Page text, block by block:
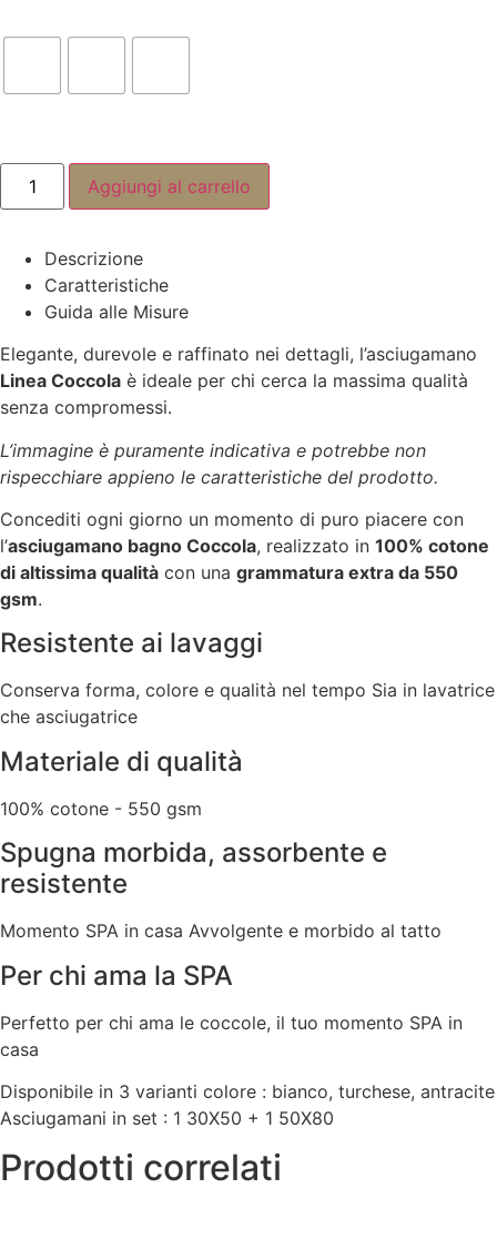
Asciugamano
Bagno
-
pezzi
quantità
Aggiungi al carrello
Descrizione
Caratteristiche
Guida alle Misure
Elegante, durevole e raffinato nei dettagli, l’asciugamano
Linea Coccola è ideale per chi cerca la massima qualità
senza compromessi.
L’immagine è puramente indicativa e potrebbe non
rispecchiare appieno le caratteristiche del prodotto.
Concediti ogni giorno un momento di puro piacere con
l’asciugamano bagno Coccola, realizzato in 100% cotone
di altissima qualità con una grammatura extra da 550
gsm.
Resistente ai lavaggi
Conserva forma, colore e qualità nel tempo Sia in lavatrice
che asciugatrice
Materiale di qualità
100% cotone - 550 gsm
Spugna morbida, assorbente e
resistente
Momento SPA in casa Avvolgente e morbido al tatto
Per chi ama la SPA
Perfetto per chi ama le coccole, il tuo momento SPA in
casa
Disponibile in 3 varianti colore : bianco, turchese, antracite
Asciugamani in set : 1 30X50 + 1 50X80
Prodotti correlati